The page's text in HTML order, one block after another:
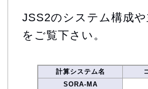
JSS2のシステム構成
をご覧下さい。
計算システム名
SORA-MA